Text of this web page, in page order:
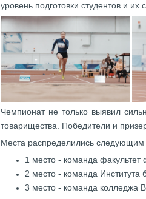
уровень подготовки студентов и
Чемпионат не только выявил
товарищества. Победители и
Места распределились следующим
1 место - команда факультет
2 место - команда Института
3 место - команда колледжа